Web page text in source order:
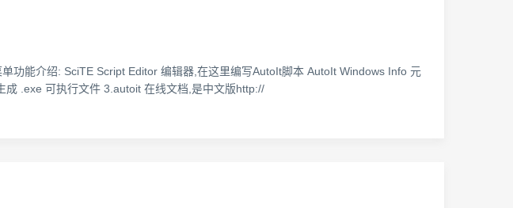
功能介绍: SciTE Script Editor 编辑器,在这里编写AutoIt脚本 AutoIt Windows Info 元
.exe 可执行文件 3.autoit 在线文档,是中文版http://